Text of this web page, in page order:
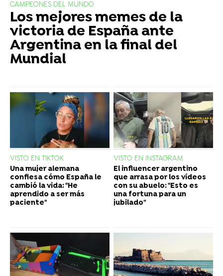
CAMPEONES DEL MUNDO
Los mejores memes de la
victoria de España ante
Argentina en la final del
Mundial
VISTO EN TIKTOK
Una mujer alemana
confiesa cómo España le
cambió la vida: "He
aprendido a ser más
paciente"
VISTO EN INSTAGRAM
El influencer argentino
que arrasa por los vídeos
con su abuelo: "Esto es
una fortuna para un
jubilado"